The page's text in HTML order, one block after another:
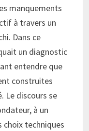
manquements
à travers un
Dans ce
un diagnostic
entendre que
construites
Le discours se
à un
choix techniques